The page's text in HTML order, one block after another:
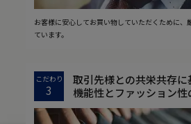
お客様に安心してお買い物していただくために、
ています。
こだわり
3
取引先様との共栄共存に
機能性とファッション性